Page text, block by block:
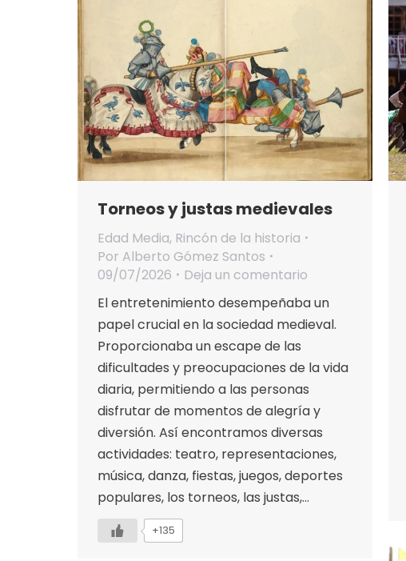
Torneos y justas medievales
Edad Media, Rincón de la historia
Por Alberto Gómez Santos
09/07/2026
Deja un comentario
El entretenimiento desempeñaba un
papel crucial en la sociedad medieval.
Proporcionaba un escape de las
dificultades y preocupaciones de la vida
diaria, permitiendo a las personas
disfrutar de momentos de alegría y
diversión. Así encontramos diversas
actividades: teatro, representaciones,
música, danza, fiestas, juegos, deportes
populares, los torneos, las justas,…
+135